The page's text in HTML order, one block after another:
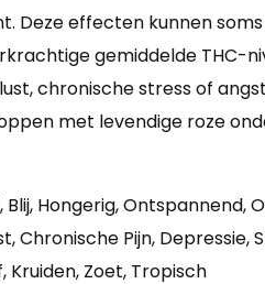
Deze effecten kunnen
gemiddelde THC-
chronische stress of
met levendige roze
Blij, Hongerig, Ontspannend,
Chronische Pijn, Depressie,
Kruiden, Zoet, Tropisch